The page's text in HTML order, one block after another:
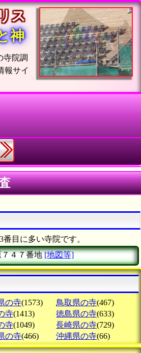
ス
神
寺院調
報サイ
目に多い寺院です。
４７番地 [地図等]
の寺(1573) 鳥取県の寺(467)
寺(1413) 徳島県の寺(633)
寺(1049) 長崎県の寺(729)
の寺(466) 沖縄県の寺(66)